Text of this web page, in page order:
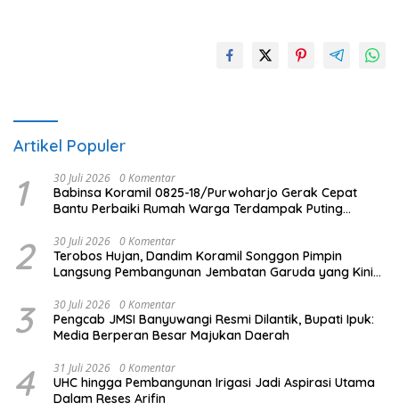
Artikel Populer
1 30 Juli 2026 0 Komentar
Babinsa Koramil 0825-18/Purwoharjo Gerak Cepat
Bantu Perbaiki Rumah Warga Terdampak Puting
2 30 Juli 2026 0 Komentar
Terobos Hujan, Dandim Koramil Songgon Pimpin
Langsung Pembangunan Jembatan Garuda yang Kini
3 30 Juli 2026 0 Komentar
Pengcab JMSI Banyuwangi Resmi Dilantik, Bupati Ipuk:
Media Berperan Besar Majukan Daerah
4 31 Juli 2026 0 Komentar
UHC hingga Pembangunan Irigasi Jadi Aspirasi Utama
Dalam Reses Arifin